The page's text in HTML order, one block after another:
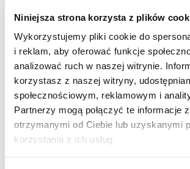
Niniejsza strona korzysta z plików
Wykorzystujemy pliki cookie do
i reklam, aby oferować funkcje
analizować ruch w naszej witrynie.
korzystasz z naszej witryny,
społecznościowym, reklamowym i
Partnerzy mogą połączyć te informacje
otrzymanymi od Ciebie lub uzyskanymi
korzystania z ich usług.
reklamacji oraz wskazywać oczekiwany
rozstrzygnięcia
3. Reklamacje będą rozpatrywane
Organizatora w terminie do 14 dni
doręczenia.
4. Odpowiedzialność za ewentualny
towaru z umową, o której mowa w
z dnia 30 maja 2014 r. o prawach